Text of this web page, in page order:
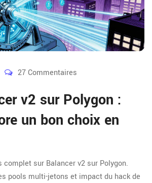
27 Commentaires
v2 sur Polygon :
un bon choix en
complet sur Balancer v2 sur Polygon.
pools multi-jetons et impact du hack de